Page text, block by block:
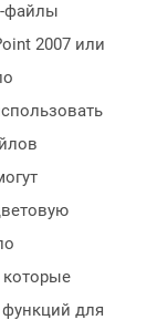
файлы
2007 или
функций для